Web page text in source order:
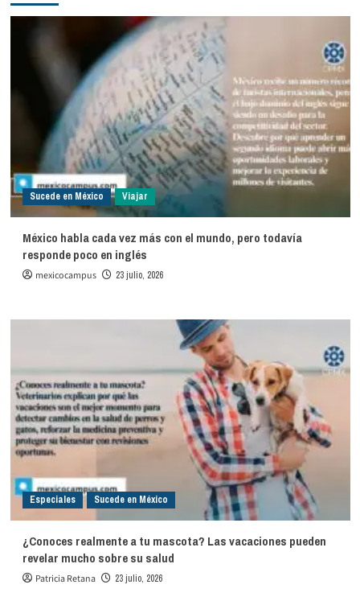
Sucede en México Viajar
México habla cada vez más con el mundo, pero todavía
responde poco en inglés
mexicocampus 23 julio, 2026
Especiales Sucede en México
¿Conoces realmente a tu mascota? Las vacaciones pueden
revelar mucho sobre su salud
Patricia Retana 23 julio, 2026